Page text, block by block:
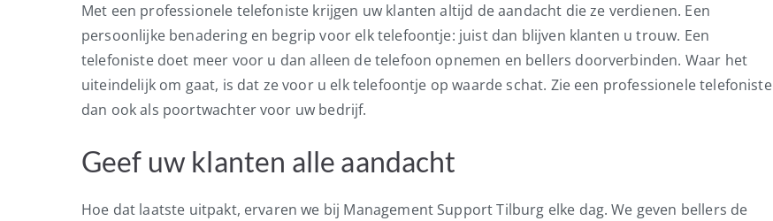
Met een professionele telefoniste krijgen uw klanten altijd de aandacht die ze verdienen. Een
persoonlijke benadering en begrip voor elk telefoontje: juist dan blijven klanten u trouw. Een
telefoniste doet meer voor u dan alleen de telefoon opnemen en bellers doorverbinden. Waar het
uiteindelijk om gaat, is dat ze voor u elk telefoontje op waarde schat. Zie een professionele telefoniste
dan ook als poortwachter voor uw bedrijf.
Geef uw klanten alle aandacht
Hoe dat laatste uitpakt, ervaren we bij Management Support Tilburg elke dag. We geven bellers de